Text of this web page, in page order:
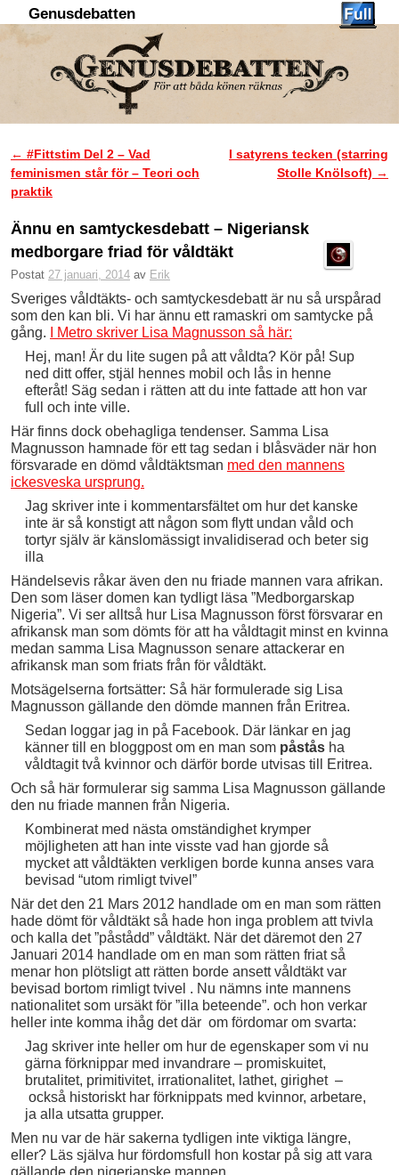
Genusdebatten
Inläggsnavigering
← #Fittstim Del 2 – Vad
feminismen står för – Teori och
praktik
I satyrens tecken (starring
Stolle Knölsoft) →
Ännu en samtyckesdebatt – Nigeriansk
medborgare friad för våldtäkt
Postat 27 januari, 2014 av Erik
Sveriges våldtäkts- och samtyckesdebatt är nu så urspårad
som den kan bli. Vi har ännu ett ramaskri om samtycke på
gång.
I Metro skriver Lisa Magnusson så här:
Hej, man! Är du lite sugen på att våldta? Kör på! Sup
ned ditt offer, stjäl hennes mobil och lås in henne
efteråt! Säg sedan i rätten att du inte fattade att hon var
full och inte ville.
Här finns dock obehagliga tendenser. Samma Lisa
Magnusson hamnade för ett tag sedan i blåsväder när hon
försvarade en dömd våldtäktsman med den mannens
ickesveska ursprung.
Jag skriver inte i kommentarsfältet om hur det kanske
inte är så konstigt att någon som flytt undan våld och
tortyr själv är känslomässigt invalidiserad och beter sig
illa
Händelsevis råkar även den nu friade mannen vara afrikan.
Den som läser domen kan tydligt läsa ”Medborgarskap
Nigeria”. Vi ser alltså hur Lisa Magnusson först försvarar en
afrikansk man som dömts för att ha våldtagit minst en kvinna
medan samma Lisa Magnusson senare attackerar en
afrikansk man som friats från för våldtäkt.
Motsägelserna fortsätter: Så här formulerade sig Lisa
Magnusson gällande den dömde mannen från Eritrea.
Sedan loggar jag in på Facebook. Där länkar en jag
känner till en bloggpost om en man som påståsha
våldtagit två kvinnor och därför borde utvisas till Eritrea.
Och så här formulerar sig samma Lisa Magnusson gällande
den nu friade mannen från Nigeria.
Kombinerat med nästa omständighet krymper
möjligheten att han inte visste vad han gjorde så
mycket att våldtäkten verkligen borde kunna anses vara
bevisad “utom rimligt tvivel”
När det den 21 Mars 2012 handlade om en man som rätten
hade dömt för våldtäkt så hade hon inga problem att tvivla
och kalla det ”påstådd” våldtäkt. När det däremot den 27
Januari 2014 handlade om en man som rätten friat så
menar hon plötsligt att rätten borde ansett våldtäkt var
bevisad bortom rimligt tvivel . Nu nämns inte mannens
nationalitet som ursäkt för ”illa beteende”. och hon verkar
heller inte komma ihåg det där om fördomar om svarta:
Jag skriver inte heller om hur de egenskaper som vi nu
gärna förknippar med invandrare – promiskuitet,
brutalitet, primitivitet, irrationalitet, lathet, girighet –
också historiskt har förknippats med kvinnor, arbetare,
ja alla utsatta grupper.
Men nu var de här sakerna tydligen inte viktiga längre,
eller? Läs själva hur fördomsfull hon kostar på sig att vara
gällande den nigerianske mannen.